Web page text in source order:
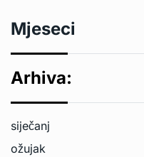
Mjeseci
Arhiva:
siječanj
ožujak